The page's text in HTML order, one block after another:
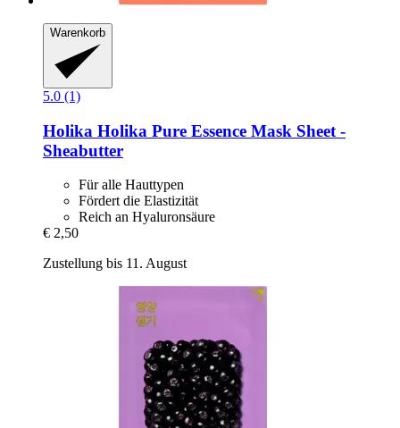
Warenkorb
5.0 (1)
Holika Holika Pure Essence Mask Sheet -​
Sheabutter
Für alle Hauttypen
Fördert die Elastizität
Reich an Hyaluronsäure
€ 2,50
Zustellung bis 11. August